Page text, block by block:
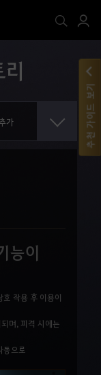
능이
작용 후 이용이
며, 피격 시에는
동으로
추천 가이드 보기